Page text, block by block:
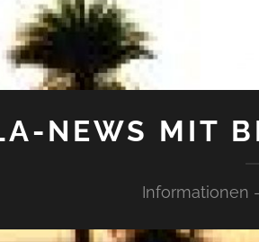
NEWS MIT
Informationen